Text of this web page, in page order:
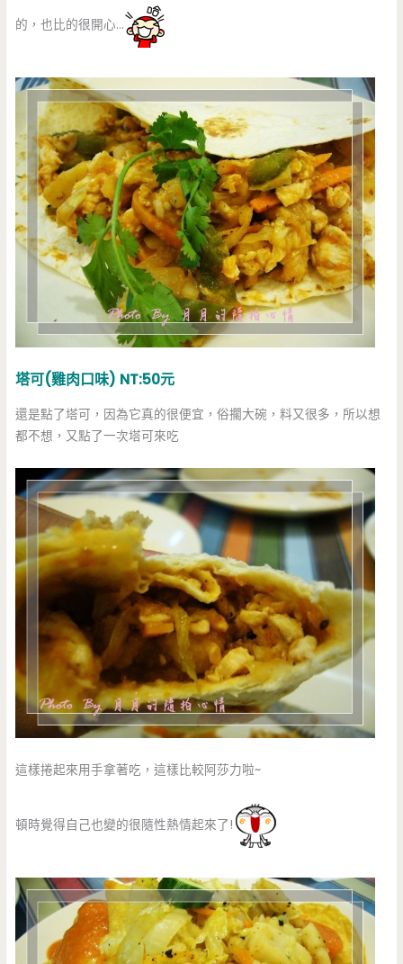
的，也比的很開心…
塔可(雞肉口味) NT:50元
還是點了塔可，因為它真的很便宜，俗擱大碗，料又很多，所以想
都不想，又點了一次塔可來吃
這樣捲起來用手拿著吃，這樣比較阿莎力啦~
頓時覺得自己也變的很隨性熱情起來了!